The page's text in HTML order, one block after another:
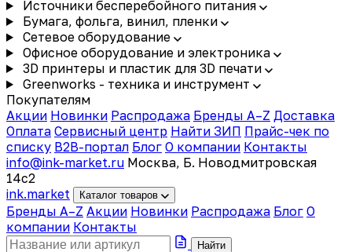
Источники бесперебойного питания
Бумага, фольга, винил, пленки
Сетевое оборудование
Офисное оборудование и электроника
3D принтеры и пластик для 3D печати
Greenworks - техника и инструмент
Покупателям
Акции Новинки Распродажа Бренды A–Z Доставка
Оплата Сервисный центр Найти ЗИП Прайс-чек по
списку B2B-портал Блог О компании Контакты
info@ink-market.ru Москва, Б. Новодмитровская
14с2
ink.market Каталог товаров
Бренды A–Z Акции Новинки Распродажа Блог О
компании Контакты
Найти